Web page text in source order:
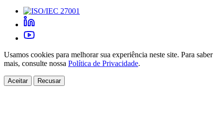
Usamos cookies para melhorar sua experiência neste site. Para saber
mais, consulte nossa Política de Privacidade.
Aceitar Recusar